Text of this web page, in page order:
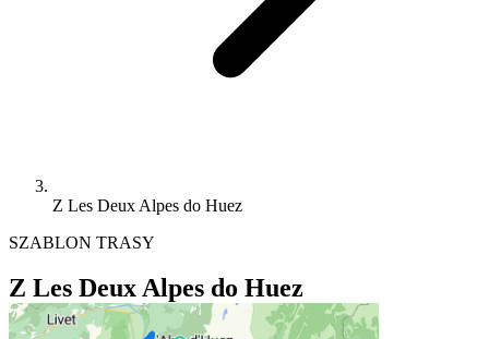
Z Les Deux Alpes do Huez
SZABLON TRASY
Z Les Deux Alpes do Huez